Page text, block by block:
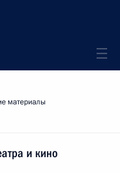
материалы
и кино